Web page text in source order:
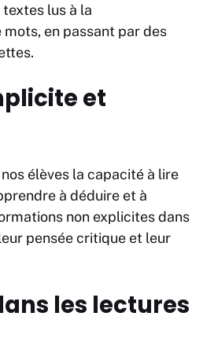
lus à la
mots, en passant par des
et
élèves la capacité à lire
à déduire et à
non explicites dans
pensée critique et leur
les lectures